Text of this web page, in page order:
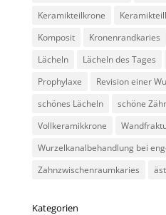
Keramikteilkrone
Komposit
Kronenrandkaries
Lächeln
Lächeln des Tages
Prophylaxe
Revision einer
schönes Lächeln
schöne
Vollkeramikkrone
Wurzelkanalbehandlung bei
Zahnzwischenraumkaries
Kategorien